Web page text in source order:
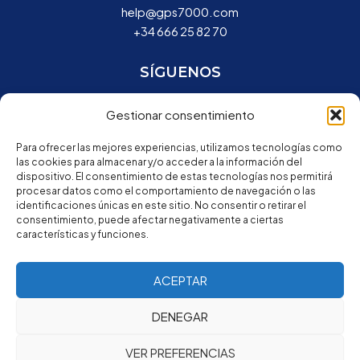
Gestionar consentimiento
Para ofrecer las mejores experiencias, utilizamos tecnologías como
las cookies para almacenar y/o acceder a la información del
dispositivo. El consentimiento de estas tecnologías nos permitirá
procesar datos como el comportamiento de navegación o las
identificaciones únicas en este sitio. No consentir o retirar el
consentimiento, puede afectar negativamente a ciertas
características y funciones.
ACEPTAR
DENEGAR
VER PREFERENCIAS
help@gps7000.com
+34 666 25 82 70
SÍGUENOS
ACCESOS
Registra tu dispositivo
Plataforma GPS7000
Configurar rastreador GPS
Política de Privacidad·Términos y condiciones